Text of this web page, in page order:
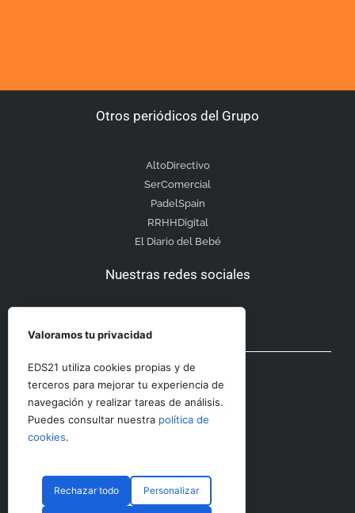
Otros periódicos del Grupo
AltoDirectivo
SerComercial
PadelSpain
RRHHDigital
El Diario del Bebé
Nuestras redes sociales
Otras secciones
Contacto
Valoramos tu privacidad
EDS21 utiliza cookies propias y de
terceros para mejorar tu experiencia de
navegación y realizar tareas de análisis.
Puedes consultar nuestra política de
cookies.
Rechazar todo Personalizar